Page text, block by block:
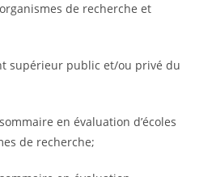
de recherche et
supérieur public et/ou privé du
en évaluation d’écoles
de recherche;